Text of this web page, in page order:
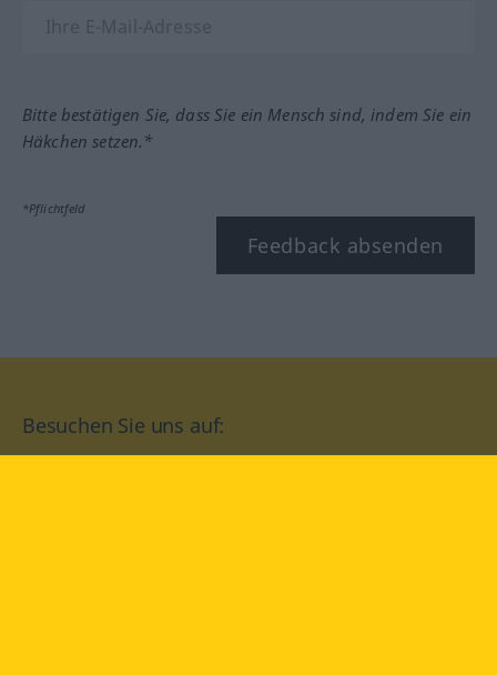
Bitte bestätigen Sie, dass Sie ein Mensch sind, indem Sie ein
Häkchen setzen.*
*Pflichtfeld
Feedback absenden
Besuchen Sie uns auf: